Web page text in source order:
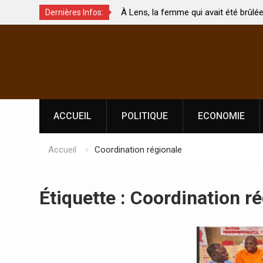
Dernières Infos:
?
À Lens, la femme qui avait été brûlée avec son bébé
par son mari est morte
ACCUEIL POLITIQUE ECONOMIE
Accueil Coordination régionale
Étiquette : Coordination